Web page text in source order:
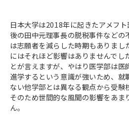
日本大学は2018年に起きたアメフ
後の田中元理事長の脱税事件などの
は志願者を減らした時期もありま
にはそれほど影響はありませんでし
とが言えますが、やはり医学部は医
進学するという意識が強いため、就
ない他学部とは異なる観点から受験
そのため世間的な風聞の影響をあま
ん。